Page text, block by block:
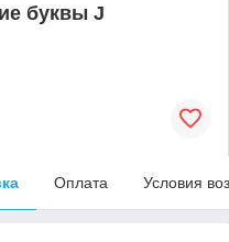
буквы J
Оплата Условия